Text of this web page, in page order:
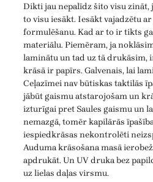
Dikti jau nepalīdz šito visu zināt,
to visu iesākt. Iesākt vajadzētu
formulēšanu. Kad ar to ir tikts
materiālu. Piemēram, ja
laminātu un tad uz tā drukāsim,
krāsā ir papīrs. Galvenais, lai
Ceļazīmei nav būtiskas taktilās
jābūt gaismu atstarojošam un
izturīgai pret Saules gaismu un
nemazgā, tomēr kapilārās
iespiedkrāsas nekontrolēti
Auduma krāsošana masā
apdrukāt. Un UV druka bez
uz lielas daļas virsmu.